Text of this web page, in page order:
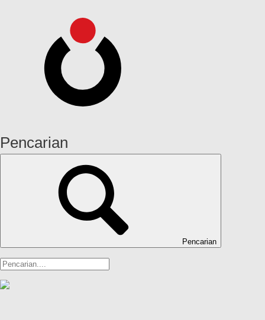
Pencarian
Pencarian